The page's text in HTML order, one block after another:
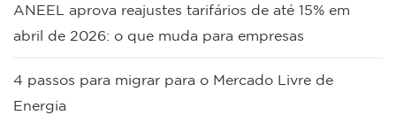
ANEEL aprova reajustes tarifários de até 15% em
abril de 2026: o que muda para empresas
4 passos para migrar para o Mercado Livre de
Energia